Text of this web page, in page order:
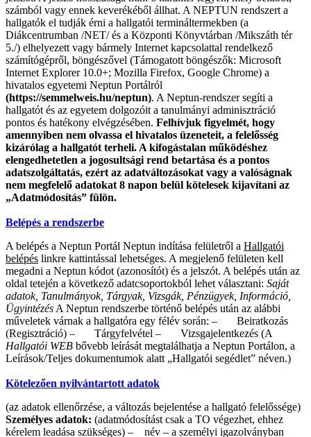
számból vagy ennek keverékéből állhat. A NEPTUN rendszert a
hallgatók el tudják érni a hallgatói termináltermekben (a
Diákcentrumban /NET/ és a Központi Könyvtárban /Mikszáth tér
5./) elhelyezett vagy bármely Internet kapcsolattal rendelkező
számítógépről, böngészővel (Támogatott böngészők: Microsoft
Internet Explorer 10.0+; Mozilla Firefox, Google Chrome) a
hivatalos egyetemi Neptun Portálról
(https://semmelweis.hu/neptun). A Neptun-rendszer segíti a
hallgatót és az egyetem dolgozóit a tanulmányi adminisztráció
pontos és hatékony elvégzésében. Felhívjuk figyelmét, hogy
amennyiben nem olvassa el hivatalos üzeneteit, a felelősség
kizárólag a hallgatót terheli. A kifogástalan működéshez
elengedhetetlen a jogosultsági rend betartása és a pontos
adatszolgáltatás, ezért az adatváltozásokat vagy a valóságnak
nem megfelelő adatokat 8 napon belül kötelesek kijavítani az
„Adatmódosítás” fülön.
Belépés a rendszerbe
A belépés a Neptun Portál Neptun indítása felületről a Hallgatói
belépés linkre kattintással lehetséges. A megjelenő felületen kell
megadni a Neptun kódot (azonosítót) és a jelszót. A belépés után az
oldal tetején a következő adatcsoportokból lehet választani: Saját
adatok, Tanulmányok, Tárgyak, Vizsgák, Pénzügyek, Információ,
Ügyintézés A Neptun rendszerbe történő belépés után az alábbi
műveletek várnak a hallgatóra egy félév során: – Beiratkozás
(Regisztráció) – Tárgyfelvétel – Vizsgajelentkezés (A
Hallgatói WEB bővebb leírását megtalálhatja a Neptun Portálon, a
Leírások/Teljes dokumentumok alatt „Hallgatói segédlet” néven.)
Kötelezően nyilvántartott adatok
(az adatok ellenőrzése, a változás bejelentése a hallgató felelőssége)
Személyes adatok: (adatmódosítást csak a TO végezhet, ehhez
kérelem leadása szükséges) – név – a személyi igazolványban